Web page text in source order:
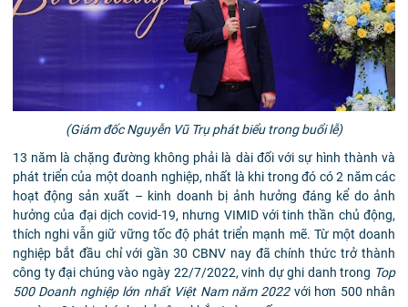
(Giám đốc Nguyễn Vũ Trụ phát biểu trong buổi lễ)
13 năm là chặng đường không phải là dài đối với sự hình thành và
phát triển của một doanh nghiệp, nhất là khi trong đó có 2 năm các
hoạt động sản xuất – kinh doanh bị ảnh hưởng đáng kể do ảnh
hưởng của đại dịch covid-19, nhưng VIMID với tinh thần chủ động,
thích nghi vẫn giữ vững tốc độ phát triển mạnh mẽ. Từ một doanh
nghiệp bắt đầu chỉ với gần 30 CBNV nay đã chính thức trở thành
công ty đại chúng vào ngày 22/7/2022, vinh dự ghi danh trong Top
500 Doanh nghiệp lớn nhất Việt Nam năm 2022với hơn 500 nhân